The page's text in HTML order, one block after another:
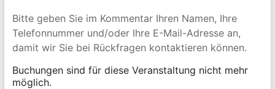
Bitte geben Sie im Kommentar Ihren Namen, Ihre
Telefonnummer und/oder Ihre E-Mail-Adresse an,
damit wir Sie bei Rückfragen kontaktieren können.
Buchungen sind für diese Veranstaltung nicht mehr
möglich.